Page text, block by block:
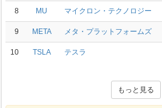
8 MU マイクロン・テクノロジー
9 META メタ・プラットフォームズ
10 TSLA テスラ
もっと見る